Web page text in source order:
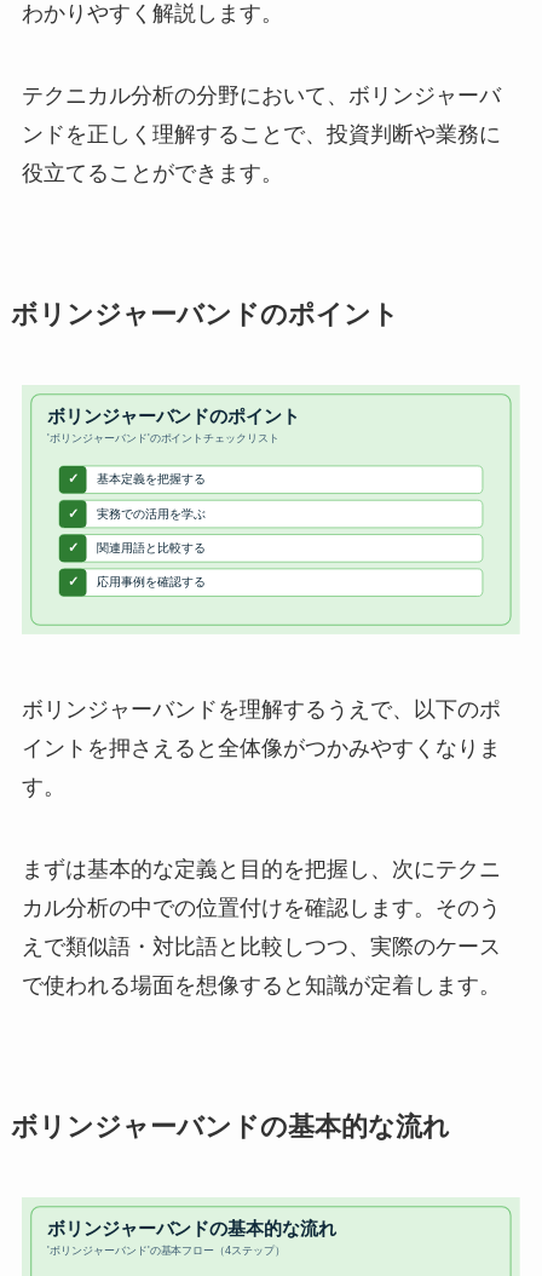
わかりやすく解説します。
テクニカル分析の分野において、ボリンジャーバ
ンドを正しく理解することで、投資判断や業務に
役立てることができます。
ボリンジャーバンドのポイント
ボリンジャーバンドを理解するうえで、以下のポ
イントを押さえると全体像がつかみやすくなりま
す。
まずは基本的な定義と目的を把握し、次にテクニ
カル分析の中での位置付けを確認します。そのう
えで類似語・対比語と比較しつつ、実際のケース
で使われる場面を想像すると知識が定着します。
ボリンジャーバンドの基本的な流れ